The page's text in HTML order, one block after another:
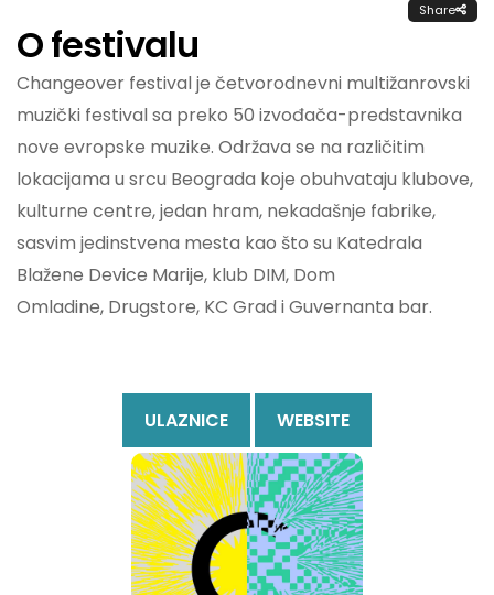
Share
O festivalu
Changeover festival je četvorodnevni multižanrovski
muzički festival sa preko 50 izvođača-predstavnika
nove evropske muzike. Održava se na različitim
lokacijama u srcu Beograda koje obuhvataju klubove,
kulturne centre, jedan hram, nekadašnje fabrike,
sasvim jedinstvena mesta kao što su Katedrala
Blažene Device Marije, klub DIM, Dom
Omladine, Drugstore, KC Grad i Guvernanta bar.
ULAZNICE WEBSITE